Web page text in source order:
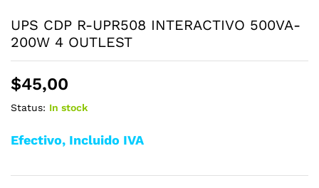
UPS CDP R-UPR508 INTERACTIVO 500VA-
200W 4 OUTLEST
$45,00
Status: In stock
Efectivo, Incluido IVA